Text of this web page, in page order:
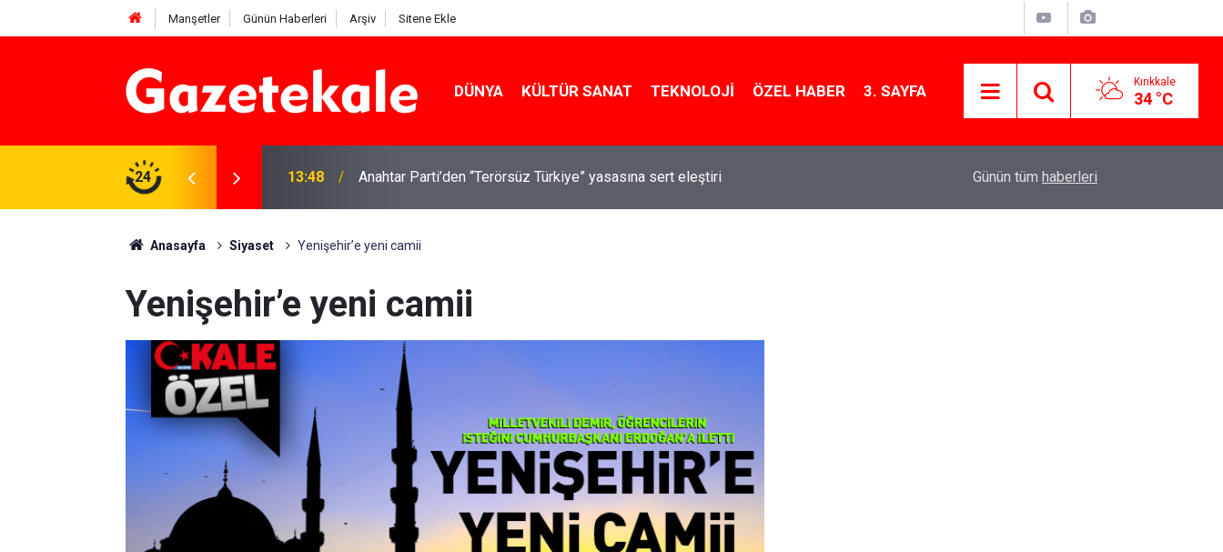
Manşetler Günün Haberleri Arşiv Sitene Ekle
DÜNYA KÜLTÜR SANAT TEKNOLOJI ÖZEL HABER 3. SAYFA Kırıkkale
34 °C
24
Beyaz Listeden aday 13:48 Anahtar Parti’den “Terörsüz Türkiye” yasasına sert eleştiri Kırıkkale’de hayvan hastalıklarına karşı
Günün tüm haberleri
Anasayfa Siyaset Yenişehir’e yeni camii
Yenişehir’e yeni camii